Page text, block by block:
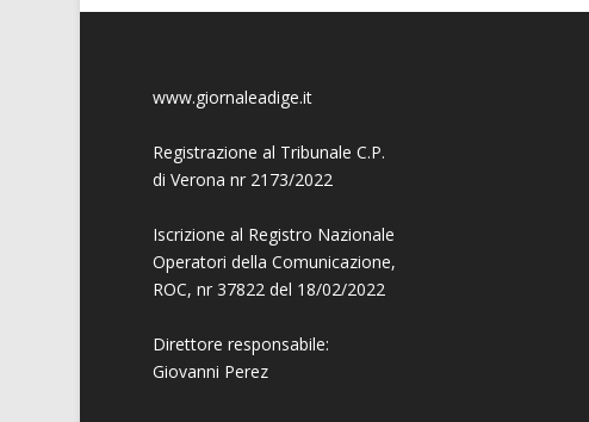
www.giornaleadige.it
Registrazione al Tribunale C.P.
di Verona nr 2173/2022
Iscrizione al Registro Nazionale
Operatori della Comunicazione,
ROC, nr 37822 del 18/02/2022
Direttore responsabile:
Giovanni Perez